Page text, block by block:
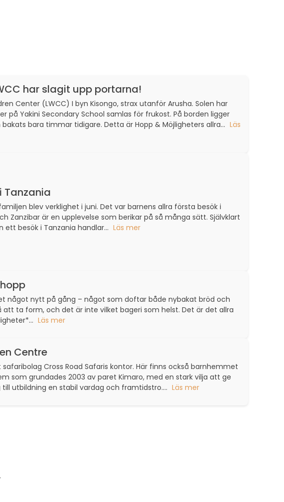
har slagit upp portarna!
Center (LWCC) I byn Kisongo, strax utanför Arusha. Solen har
på Yakini Secondary School samlas för frukost. På borden ligger
bara timmar tidigare. Detta är Hopp & Möjligheters allra... Läs
Tanzania
blev verklighet i juni. Det var barnens allra första besök i
Zanzibar är en upplevelse som berikar på så många sätt. Självklart
besök i Tanzania handlar... Läs mer
något nytt på gång – något som doftar både nybakat bröd och
ta form, och det är inte vilket bageri som helst. Det är det allra
Läs mer
Centre
Cross Road Safaris kontor. Här finns också barnhemmet
som grundades 2003 av paret Kimaro, med en stark vilja att ge
utbildning en stabil vardag och framtidstro.... Läs mer